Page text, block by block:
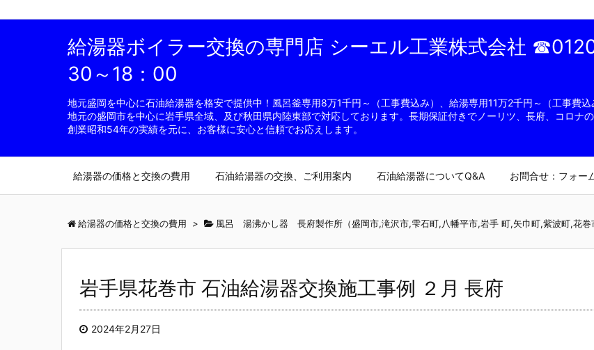
給湯器ボイラー交換の専門店 シーエル工業株式会社
30～18：00
地元盛岡を中心に石油給湯器を格安で提供中！風呂釜専用8万1千円～（工事費込み）、給湯専用11万2千円～（工事費
地元の盛岡市を中心に岩手県全域、及び秋田県内陸東部で対応しております。長期保証付きでノーリツ、長府、コロナ
創業昭和54年の実績を元に、お客様に安心と信頼でお応えします。
給湯器の価格と交換の費用 石油給湯器の交換、ご利用案内 石油給湯器についてQ&A お問合せ：フォー
給湯器の価格と交換の費用 > 風呂 湯沸かし器 長府製作所（盛岡市,滝沢市,雫石町,八幡平市,岩手 町,矢巾町,紫波町,花巻
岩手県花巻市 石油給湯器交換施工事例 ２月 長府
2024年2月27日